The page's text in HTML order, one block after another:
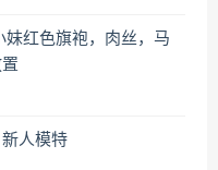
妹红色旗袍，肉丝，马
人模特